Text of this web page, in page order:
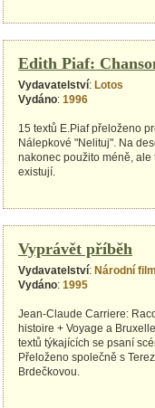
Edith Piaf:
Vydavatelství: Lotos
Vydáno: 1996
15 textů E.Piaf přeloženo
Nálepkové "Nelituj". Na
nakonec použito méně, ale
existují.
Vyprávět příběh
Vydavatelství: Národní
Vydáno: 1995
Jean-Claude Carriere:
histoire + Voyage a
textů týkajících se psaní
Přeloženo společně s
Brdečkovou.